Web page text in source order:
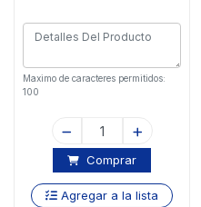
Maximo de caracteres permitidos:
100
Comprar
Agregar a la lista